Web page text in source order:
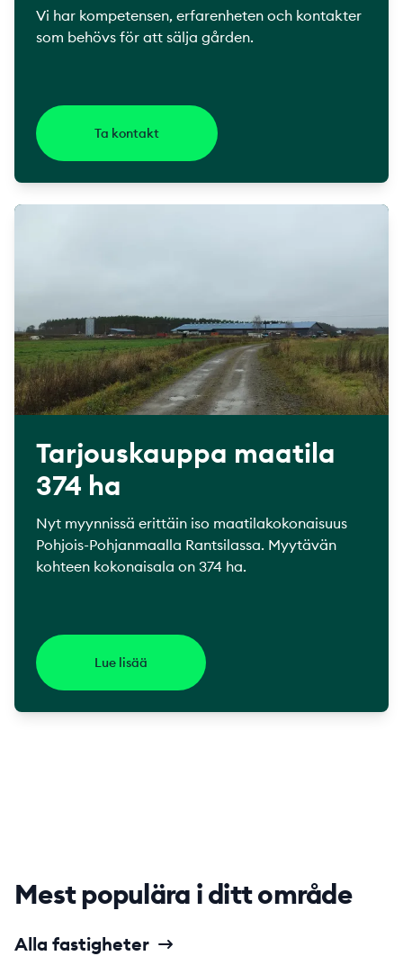
Vi har kompetensen, erfarenheten och kontakter
som behövs för att sälja gården.
Ta kontakt
Tarjouskauppa maatila
374 ha
Nyt myynnissä erittäin iso maatilakokonaisuus
Pohjois-Pohjanmaalla Rantsilassa. Myytävän
kohteen kokonaisala on 374 ha.
Lue lisää
Mest populära i ditt område
Alla fastigheter